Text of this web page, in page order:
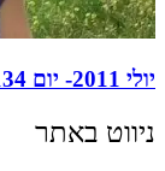
יולי 2011- יום 134, מיכל. אין אמא ויש הרבה.
ניווט באתר